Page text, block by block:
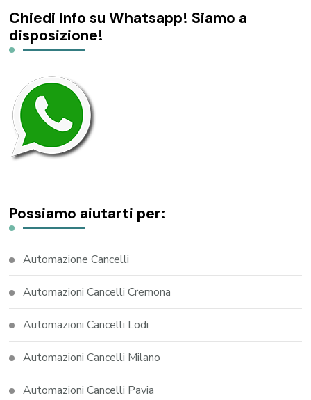
Chiedi info su Whatsapp! Siamo a
disposizione!
Possiamo aiutarti per:
Automazione Cancelli
Automazioni Cancelli Cremona
Automazioni Cancelli Lodi
Automazioni Cancelli Milano
Automazioni Cancelli Pavia